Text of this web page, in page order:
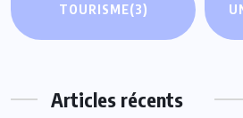
TOURISME(3)
Articles récents